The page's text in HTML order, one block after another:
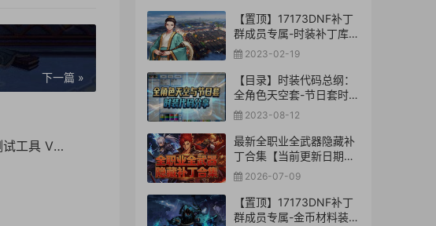
下一篇 »
来试试手气值，装备增幅强化成功率测试工具 V1.0
【置顶】17173DNF补丁
群成员专属-时装补丁库
【合集下载】
2023-02-19
【目录】时装代码总纲：
全角色天空套-节日套时装
代码分享
2023-08-12
最新全职业全武器隐藏补
丁合集【当前更新日期：
2026-7-09】
2026-07-09
【置顶】17173DNF补丁
群成员专属-金币材料装备